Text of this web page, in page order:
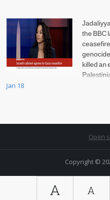
A A
the BBC
killed an
to scrutinize Hamas, Erakat
Jan 18
Open
Copyright ©